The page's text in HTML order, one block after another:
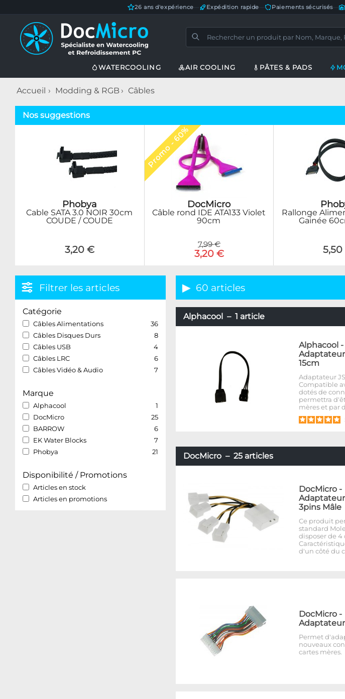
26 ans d'expérience Expédition rapide Paiements sécurisés—
WATERCOOLING AIR COOLING PÂTES & PADS
Accueil Modding & RGB Câbles
Nos suggestions
Phobya
Cable SATA 3.0 NOIR 30cm
COUDE / COUDE
3,20 €
Promo - 60%
DocMicro
Câble rond IDE ATA133 Violet
90cm
7,99 €
3,20 €
Rallonge
Gainée
Filtrer les articles
Catégorie
Câbles Alimentations
36
Câbles Disques Durs
8
Câbles USB
4
Câbles LRC
6
Câbles Vidéo & Audio
7
Marque
Alphacool
1
DocMicro
25
BARROW
6
EK Water Blocks
7
Phobya
21
Disponibilité / Promotions
Articles en stock
Articles en promotions
60 articles
Alphacool – 1 article
Alphacool -
Adaptateur
15cm
Adaptateur
Compatible
dotés de
permettra
mères et par
DocMicro – 25 articles
DocMicro -
Adaptateur
3pins Mâle
Ce produit
standard
disposer de 4
d'un côté du
DocMicro -
Adaptateur
Permet
nouveaux
cartes mères.